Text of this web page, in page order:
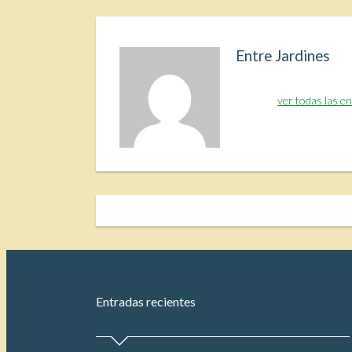
Entre Jardines
ver todas las
Entradas recientes